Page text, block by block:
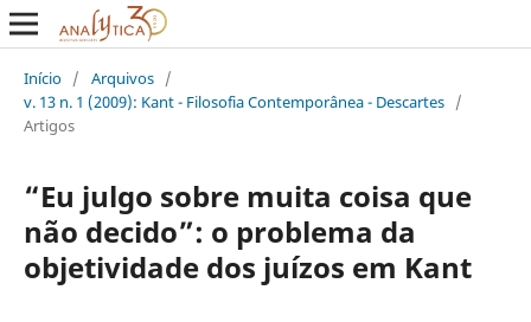
Início / Arquivos /
v. 13 n. 1 (2009): Kant - Filosofia Contemporânea - Descartes /
Artigos
“Eu julgo sobre muita coisa que
não decido”: o problema da
objetividade dos juízos em Kant